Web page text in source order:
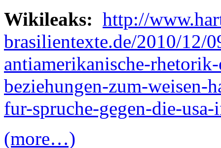
Wikileaks: http://
brasilientexte.de/2010/12/
antiamerikanische-
beziehungen-zum-weisen-
fur-spruche-gegen-die-
(more…)